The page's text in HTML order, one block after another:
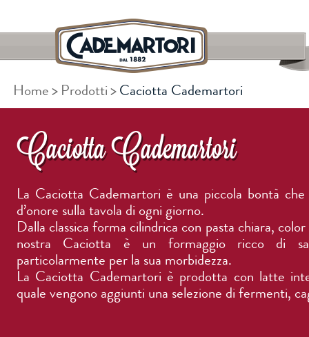
Home Prodotti Caciotta Cademartori
Caciotta Cademartori
La Caciotta Cademartori è una piccola bontà
d’onore sulla tavola di ogni giorno.
Dalla classica forma cilindrica con pasta chiara,
nostra Caciotta è un formaggio ricco di
particolarmente per la sua morbidezza.
La Caciotta Cademartori è prodotta con latte
quale vengono aggiunti una selezione di fermenti,
La sua stagionatura dura mediamente 25 giorni e,